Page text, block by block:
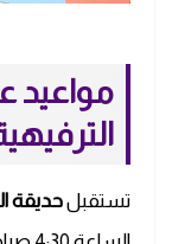
مواعيد
تستقبلحديقة